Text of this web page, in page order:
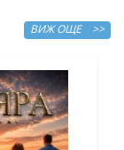
ВИЖ ОЩЕ >>